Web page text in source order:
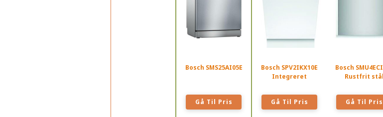
Bosch SMS25AI05E
Gå Til Pris
Bosch SPV2IKX10E
Integreret
Gå Til Pris
Bosch
Rustfrit stål
Gå Til Pris